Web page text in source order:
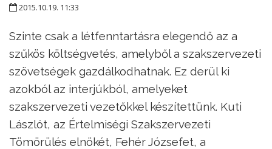
2015.10.19. 11:33
Szinte csak a létfenntartásra elegendő az a
szűkös költségvetés, amelyből a szakszervezeti
szövetségek gazdálkodhatnak. Ez derül ki
azokból az interjúkból, amelyeket
szakszervezeti vezetőkkel készítettünk. Kuti
Lászlót, az Értelmiségi Szakszervezeti
Tömörülés elnökét, Fehér Józsefet, a